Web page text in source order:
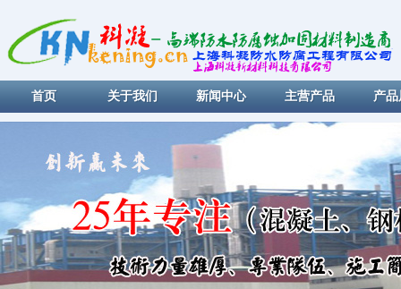
首页 关于我们 新闻中心 主营产品 产品